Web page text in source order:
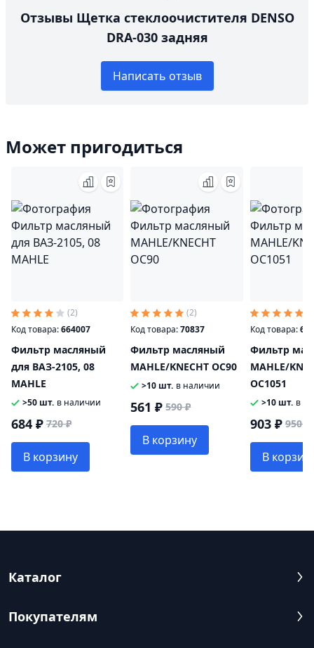
Отзывы Щетка стеклоочистителя DENSO
DRA-030 задняя
Написать отзыв
Может пригодиться
(2)
Код товара:664007
Фильтр масляный
для ВАЗ-2105, 08
MAHLE
>50 шт. в наличии
684 ₽ 720 ₽
В корзину
(2)
Код товара:70837
Фильтр масляный
MAHLE/KNECHT OC90
>10 шт. в наличии
561 ₽ 590 ₽
В корзину
Код товара:
Фильтр
MAHLE/
OC1051
>10 шт. в
903 ₽ 950 ₽
В
Каталог
Покупателям